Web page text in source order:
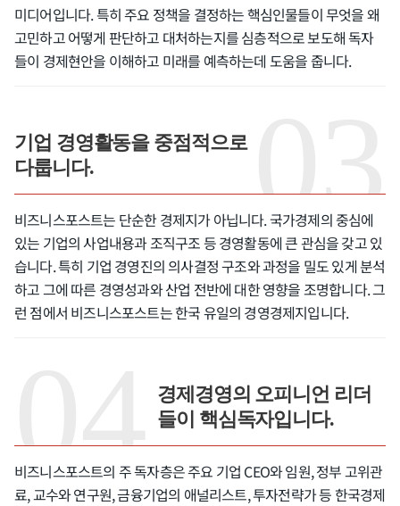
미디어입니다. 특히 주요 정책을 결정하는 핵심인물들이 무엇을 왜
고민하고 어떻게 판단하고 대처하는지를 심층적으로 보도해 독자
들이 경제현안을 이해하고 미래를 예측하는데 도움을 줍니다.
기업 경영활동을 중점적으로
다룹니다.
비즈니스포스트는 단순한 경제지가 아닙니다. 국가경제의 중심에
있는 기업의 사업내용과 조직구조 등 경영활동에 큰 관심을 갖고 있
습니다. 특히 기업 경영진의 의사결정 구조와 과정을 밀도 있게 분석
하고 그에 따른 경영성과와 산업 전반에 대한 영향을 조명합니다. 그
런 점에서 비즈니스포스트는 한국 유일의 경영경제지입니다.
경제경영의 오피니언 리더
들이 핵심독자입니다.
비즈니스포스트의 주 독자층은 주요 기업 CEO와 임원, 정부 고위관
료, 교수와 연구원, 금융기업의 애널리스트, 투자전략가 등 한국경제